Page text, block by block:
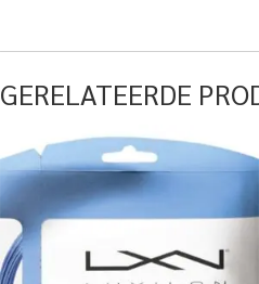
GERELATEERDE